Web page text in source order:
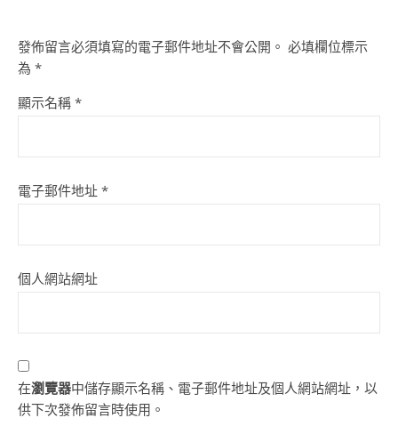
發佈留言必須填寫的電子郵件地址不會公開。 必填欄位標示
為 *
顯示名稱 *
電子郵件地址 *
個人網站網址
在瀏覽器中儲存顯示名稱、電子郵件地址及個人網站網址，以
供下次發佈留言時使用。